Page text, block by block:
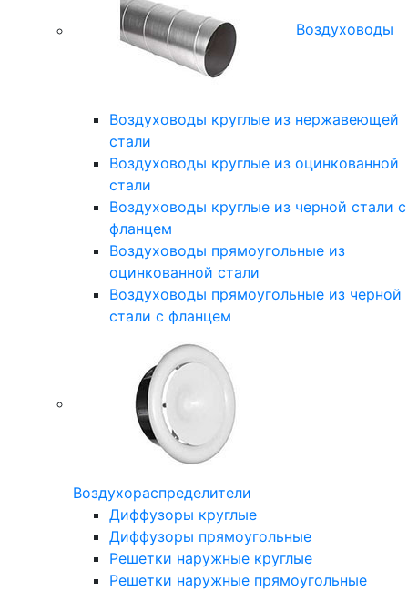
Воздуховоды
Воздуховоды круглые из нержавеющей
стали
Воздуховоды круглые из оцинкованной
стали
Воздуховоды круглые из черной стали с
фланцем
Воздуховоды прямоугольные из
оцинкованной стали
Воздуховоды прямоугольные из черной
стали с фланцем
Воздухораспределители
Диффузоры круглые
Диффузоры прямоугольные
Решетки наружные круглые
Решетки наружные прямоугольные